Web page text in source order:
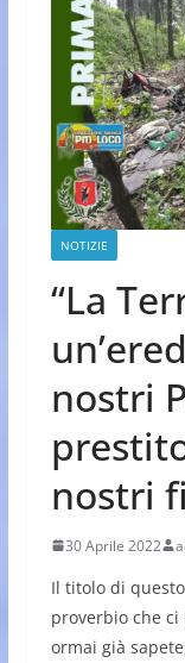
NOTIZIE
“La
nostri
nostri
30 Aprile 2022
Il titolo di
proverbio che
ormai già